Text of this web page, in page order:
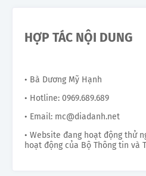
HỢP TÁC NỘI DUNG
• Bà Dương Mỹ Hạnh
• Hotline: 0969.689.689
• Email: mc@diadanh.net
• Website đang hoạt động thử
hoạt động của Bộ Thông tin và